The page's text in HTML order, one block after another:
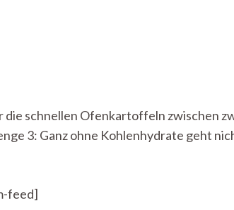
schnellen Ofenkartoffeln zwischen
3: Ganz ohne Kohlenhydrate geht
feed]